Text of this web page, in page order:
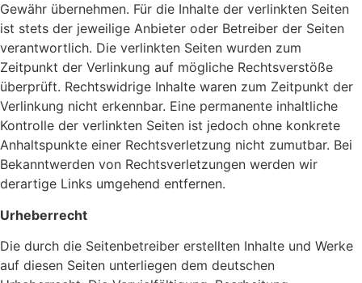
Gewähr übernehmen. Für die Inhalte der verlinkten Seiten
ist stets der jeweilige Anbieter oder Betreiber der Seiten
verantwortlich. Die verlinkten Seiten wurden zum
Zeitpunkt der Verlinkung auf mögliche Rechtsverstöße
überprüft. Rechtswidrige Inhalte waren zum Zeitpunkt der
Verlinkung nicht erkennbar. Eine permanente inhaltliche
Kontrolle der verlinkten Seiten ist jedoch ohne konkrete
Anhaltspunkte einer Rechtsverletzung nicht zumutbar. Bei
Bekanntwerden von Rechtsverletzungen werden wir
derartige Links umgehend entfernen.
Urheberrecht
Die durch die Seitenbetreiber erstellten Inhalte und Werke
auf diesen Seiten unterliegen dem deutschen